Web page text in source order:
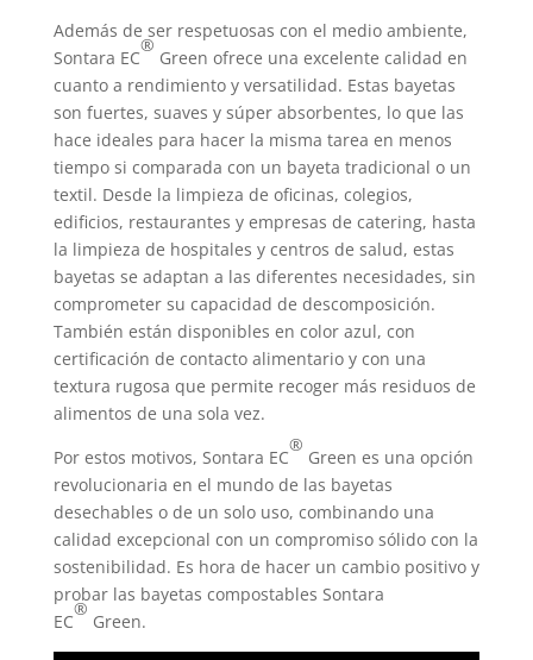
Además de ser respetuosas con el medio ambiente,
Sontara EC
®
Green ofrece una excelente calidad en
cuanto a rendimiento y versatilidad. Estas bayetas
son fuertes, suaves y súper absorbentes, lo que las
hace ideales para hacer la misma tarea en menos
tiempo si comparada con un bayeta tradicional o un
textil. Desde la limpieza de oficinas, colegios,
edificios, restaurantes y empresas de catering, hasta
la limpieza de hospitales y centros de salud, estas
bayetas se adaptan a las diferentes necesidades, sin
comprometer su capacidad de descomposición.
También están disponibles en color azul, con
certificación de contacto alimentario y con una
textura rugosa que permite recoger más residuos de
alimentos de una sola vez.
Por estos motivos, Sontara EC
®
Green es una opción
revolucionaria en el mundo de las bayetas
desechables o de un solo uso, combinando una
calidad excepcional con un compromiso sólido con la
sostenibilidad. Es hora de hacer un cambio positivo y
probar las bayetas compostables Sontara
EC
®
Green.